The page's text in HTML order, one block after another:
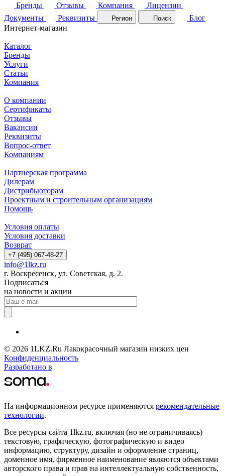
Бренды
Отзывы Компания
Лицензии
Документы
Реквизиты Регион Поиск
Блог
Интернет-магазин
Каталог
Бренды
Услуги
Статьи
Компания
О компании
Сертификаты
Отзывы
Вакансии
Реквизиты
Вопрос-ответ
Компаниям
Партнерская программа
Дилерам
Дистрибьюторам
Проектным и строительным организациям
Помощь
Условия оплаты
Условия доставки
Возврат
+7 (495) 067-48-27
info@1lkz.ru
г. Воскресенск, ул. Советская, д. 2.
Подписаться
на новости и акции
© 2026 1LKZ.Ru Лакокрасочный магазин низких цен
Конфиденциальность
Разработано в
На информационном ресурсе применяются рекомендательные
технологии.
Все ресурсы сайта 1lkz.ru, включая (но не ограничиваясь)
текстовую, графическую, фотографическую и видео
информацию, структуру, дизайн и оформление страниц,
доменное имя, фирменное наименование являются объектами
авторского права и прав на интеллектуальную собственность,